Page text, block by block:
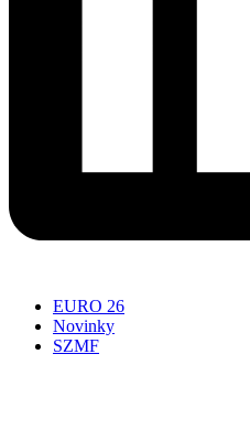
EURO 26
Novinky
SZMF